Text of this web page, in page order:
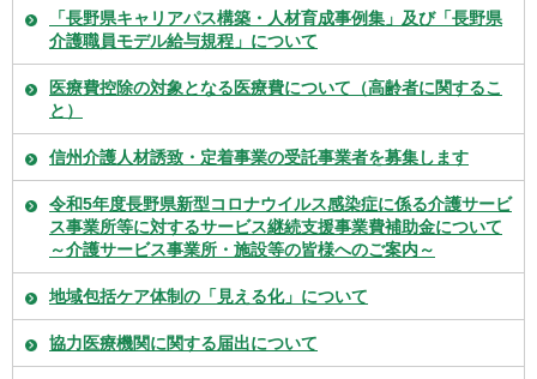
「長野県キャリアパス構築・人材育成事例集」及び「長野県
介護職員モデル給与規程」について
医療費控除の対象となる医療費について（高齢者に関するこ
と）
信州介護人材誘致・定着事業の受託事業者を募集します
令和5年度長野県新型コロナウイルス感染症に係る介護サービ
ス事業所等に対するサービス継続支援事業費補助金について
～介護サービス事業所・施設等の皆様へのご案内～
地域包括ケア体制の「見える化」について
協力医療機関に関する届出について